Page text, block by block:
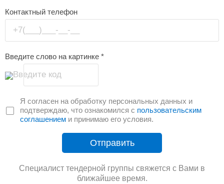
Контактный телефон
+7(___)___-__-__
Введите слово на картинке *
Введите код
Я согласен на обработку персональных данных и
подтверждаю, что ознакомился с пользовательским
соглашением и принимаю его условия.
Отправить
Специалист тендерной группы свяжется с Вами в
ближайшее время.